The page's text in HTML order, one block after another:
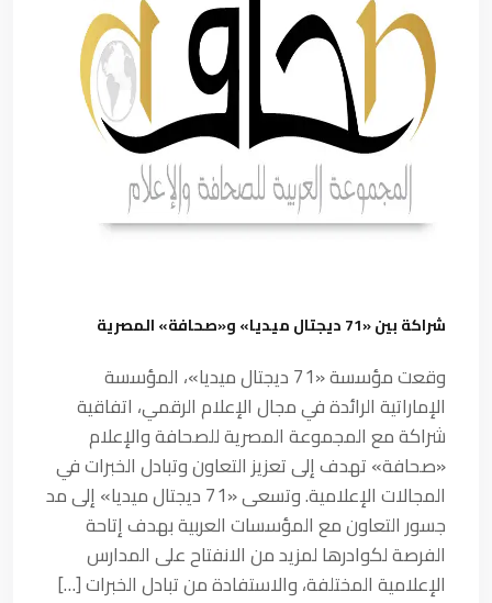
شراكة بين «71 ديجتال ميديا» و«صحافة» المصرية
وقعت مؤسسة «71 ديجتال ميديا»، المؤسسة
الإماراتية الرائدة في مجال الإعلام الرقمي، اتفاقية
شراكة مع المجموعة المصرية للصحافة والإعلام
«صحافة» تهدف إلى تعزيز التعاون وتبادل الخبرات في
المجالات الإعلامية. وتسعى «71 ديجتال ميديا» إلى مد
جسور التعاون مع المؤسسات العربية بهدف إتاحة
الفرصة لكوادرها لمزيد من الانفتاح على المدارس
الإعلامية المختلفة، والاستفادة من تبادل الخبرات […]